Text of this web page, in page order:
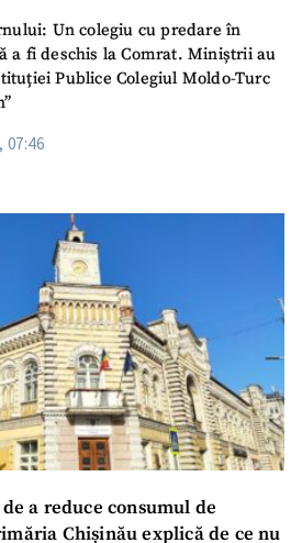
SUSȚINE
Un colegiu cu predare în
a fi deschis la Comrat. Miniștrii au
Publice Colegiul Moldo-Turc
07:46
a reduce consumul de
Chișinău explică de ce nu